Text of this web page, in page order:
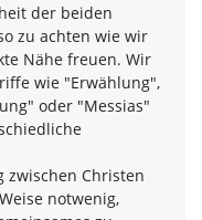
der beiden
zu achten wie wir
Nähe freuen. Wir
wie "Erwählung",
oder "Messias"
zwischen Christen
notwenig,